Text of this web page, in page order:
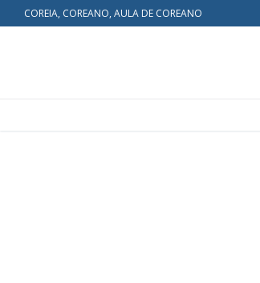
COREIA, COREANO, AULA DE COREANO